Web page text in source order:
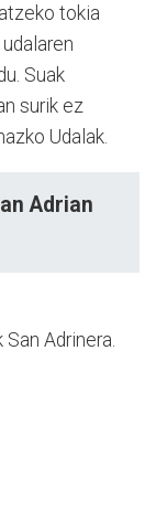
tokia
Suak
surik ez
Udalak.
Adrian
Adrinera.